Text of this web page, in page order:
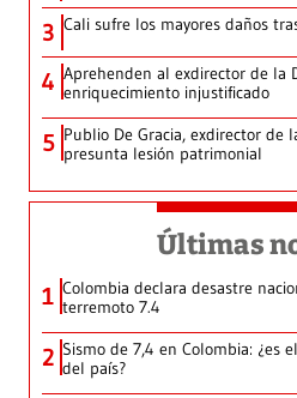
3 Cali sufre los mayores daños
4 Aprehenden al exdirector de la
enriquecimiento injustificado
5 Publio De Gracia, exdirector de
presunta lesión patrimonial
Últimas
1 Colombia declara desastre
terremoto 7.4
2 Sismo de 7,4 en Colombia: ¿es
del país?